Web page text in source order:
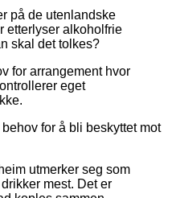
på de utenlandske
etterlyser alkoholfrie
skal det tolkes?
for arrangement hvor
eget
for å bli beskyttet mot
utmerker seg som
mest. Det er